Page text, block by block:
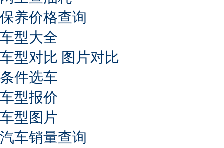
保养价格查询
车型大全
车型对比 图片对比
条件选车
车型报价
车型图片
汽车销量查询